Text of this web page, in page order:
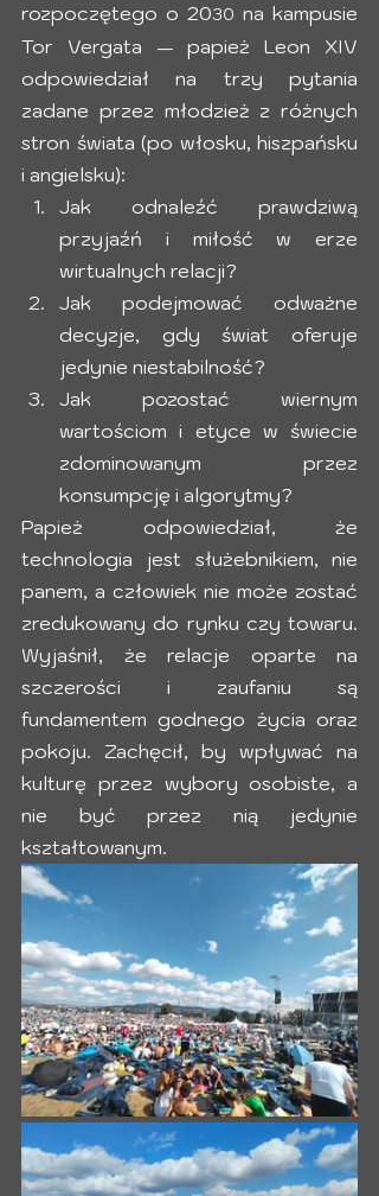
rozpoczętego o 2030 na kampusie
Tor Vergata — papież Leon XIV
odpowiedział na trzy pytania
zadane przez młodzież z różnych
stron świata (po włosku, hiszpańsku
i angielsku):
Jak odnaleźć prawdziwą
przyjaźń i miłość w erze
wirtualnych relacji?
Jak podejmować odważne
decyzje, gdy świat oferuje
jedynie niestabilność?
Jak pozostać wiernym
wartościom i etyce w świecie
zdominowanym przez
konsumpcję i algorytmy?
Papież odpowiedział, że
technologia jest służebnikiem, nie
panem, a człowiek nie może zostać
zredukowany do rynku czy towaru.
Wyjaśnił, że relacje oparte na
szczerości i zaufaniu są
fundamentem godnego życia oraz
pokoju. Zachęcił, by wpływać na
kulturę przez wybory osobiste, a
nie być przez nią jedynie
kształtowanym.